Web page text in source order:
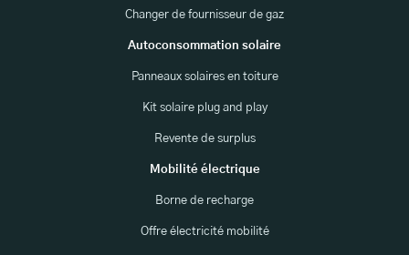
Changer de fournisseur de gaz
Autoconsommation solaire
Panneaux solaires en toiture
Kit solaire plug and play
Revente de surplus
Mobilité électrique
Borne de recharge
Offre électricité mobilité